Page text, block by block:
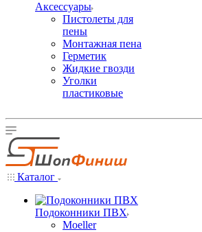
Аксессуары
Пистолеты для
пены
Монтажная пена
Герметик
Жидкие гвозди
Уголки
пластиковые
Каталог
Подоконники ПВХ
Moeller